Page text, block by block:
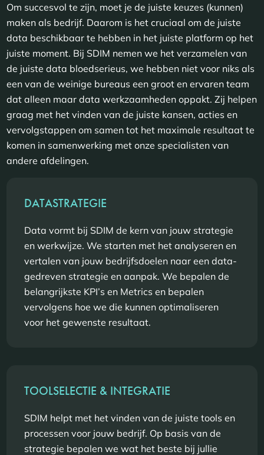
Om succesvol te zijn, moet je de juiste keuzes (kunnen)
maken als bedrijf. Daarom is het cruciaal om de juiste
data beschikbaar te hebben in het juiste platform op het
juiste moment. Bij SDIM nemen we het verzamelen van
de juiste data bloedserieus, we hebben niet voor niks als
een van de weinige bureaus een groot en ervaren team
dat alleen maar data werkzaamheden oppakt. Zij helpen
graag met het vinden van de juiste kansen, acties en
vervolgstappen om samen tot het maximale resultaat te
komen in samenwerking met onze specialisten van
andere afdelingen.
DATASTRATEGIE
Data vormt bij SDIM de kern van jouw strategie
en werkwijze. We starten met het analyseren en
vertalen van jouw bedrijfsdoelen naar een data-
gedreven strategie en aanpak. We bepalen de
belangrijkste KPI’s en Metrics en bepalen
vervolgens hoe we die kunnen optimaliseren
voor het gewenste resultaat.
TOOLSELECTIE & INTEGRATIE
SDIM helpt met het vinden van de juiste tools en
processen voor jouw bedrijf. Op basis van de
strategie bepalen we wat het beste bij jullie